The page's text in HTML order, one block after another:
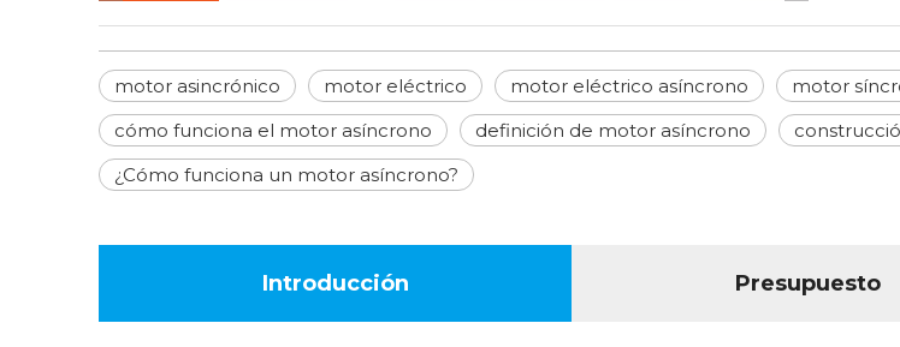
motor asincrónico motor eléctrico motor eléctrico asíncrono motor
cómo funciona el motor asíncrono
definición de motor asíncrono
¿Cómo funciona un motor asíncrono?
Introducción Presupuesto